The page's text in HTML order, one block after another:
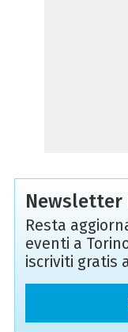
Newsletter
Resta
eventi a
iscriviti gratis